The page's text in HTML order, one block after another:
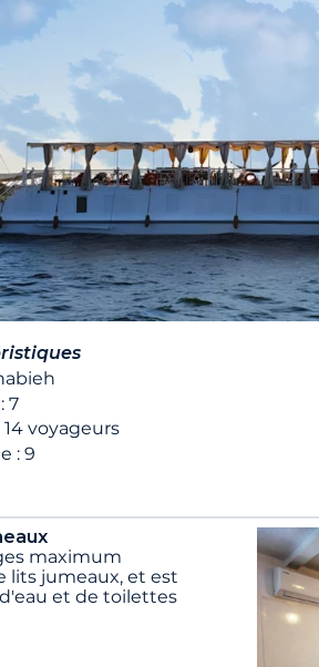
7
voyageurs
: 9
maximum
lits jumeaux, et est
et de toilettes